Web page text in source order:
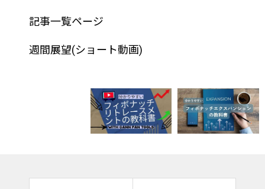
記事一覧ページ
週間展望(ショート動画)